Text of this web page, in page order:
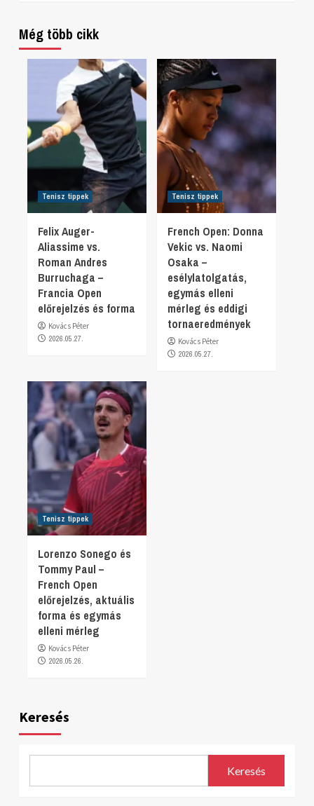
Még több cikk
Tenisz tippek
Felix Auger-
Aliassime vs.
Roman Andres
Burruchaga –
Francia Open
előrejelzés és forma
Kovács Péter
2026.05.27.
Tenisz tippek
French Open: Donna
Vekic vs. Naomi
Osaka –
esélylatolgatás,
egymás elleni
mérleg és eddigi
tornaeredmények
Kovács Péter
2026.05.27.
Tenisz tippek
Lorenzo Sonego és
Tommy Paul –
French Open
előrejelzés, aktuális
forma és egymás
elleni mérleg
Kovács Péter
2026.05.26.
Keresés
Keresés